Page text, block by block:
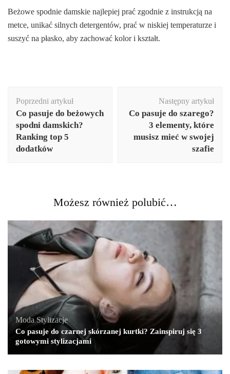
Beżowe spodnie damskie najlepiej prać zgodnie z instrukcją na
metce, unikać silnych detergentów, prać w niskiej temperaturze i
suszyć na płasko, aby zachować kolor i kształt.
wpisu
Poprzedni artykuł
Co pasuje do beżowych
spodni damskich?
Ranking top 5
dodatków
Następny artykuł
Co pasuje do szarego?
3 elementy, które
musisz mieć w swojej
szafie
Możesz również polubić…
Moda,Stylizacje
Co pasuje do czarnej skórzanej kurtki? Zainspiruj się 3
gotowymi stylizacjami